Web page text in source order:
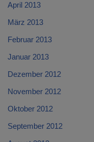
April 2013
März 2013
Februar 2013
Januar 2013
Dezember 2012
November 2012
Oktober 2012
September 2012